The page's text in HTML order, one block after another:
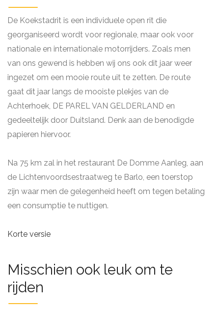
De Koekstadrit is een individuele open rit die
georganiseerd wordt voor regionale, maar ook voor
nationale en internationale motorrijders. Zoals men
van ons gewend is hebben wij ons ook dit jaar weer
ingezet om een mooie route uit te zetten. De route
gaat dit jaar langs de mooiste plekjes van de
Achterhoek, DE PAREL VAN GELDERLAND en
gedeeltelijk door Duitsland. Denk aan de benodigde
papieren hiervoor.
Na 75 km zal in het restaurant De Domme Aanleg, aan
de Lichtenvoordsestraatweg te Barlo, een toerstop
zijn waar men de gelegenheid heeft om tegen betaling
een consumptie te nuttigen.
Korte versie
Misschien ook leuk om te
rijden